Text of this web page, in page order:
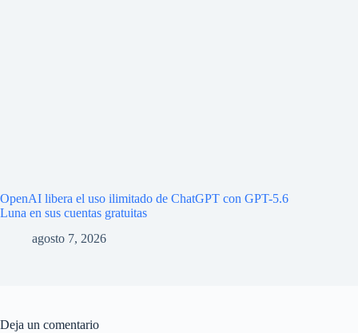
OpenAI libera el uso ilimitado de ChatGPT con GPT-5.6
Luna en sus cuentas gratuitas
agosto 7, 2026
Deja un comentario